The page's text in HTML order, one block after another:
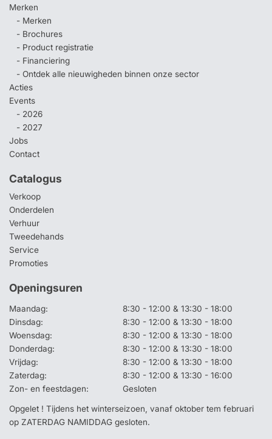
Merken
- Merken
- Brochures
- Product registratie
- Financiering
- Ontdek alle nieuwigheden binnen onze sector
Acties
Events
- 2026
- 2027
Jobs
Contact
Catalogus
Verkoop
Onderdelen
Verhuur
Tweedehands
Service
Promoties
Openingsuren
Maandag:
8:30 - 12:00 & 13:30 - 18:00
Dinsdag:
8:30 - 12:00 & 13:30 - 18:00
Woensdag:
8:30 - 12:00 & 13:30 - 18:00
Donderdag:
8:30 - 12:00 & 13:30 - 18:00
Vrijdag:
8:30 - 12:00 & 13:30 - 18:00
Zaterdag:
8:30 - 12:00 & 13:30 - 16:00
Zon- en feestdagen:
Gesloten
Opgelet ! Tijdens het winterseizoen, vanaf oktober tem februari
op ZATERDAG NAMIDDAG gesloten.